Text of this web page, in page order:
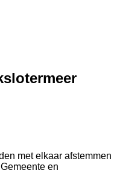
met elkaar afstemmen
en